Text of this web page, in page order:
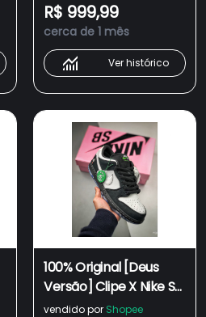
R$ 999,99
cerca de 1 mês
Ver histórico
100% Original [Deus
Versão] Clipe X Nike SB
Dunk Low Pro "Panda
vendido por Shopee